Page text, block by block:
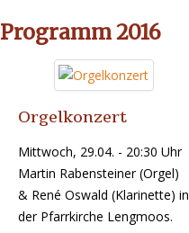
Programm 2016
Orgelkonzert
Mittwoch, 29.04. - 20:30 Uhr
Martin Rabensteiner (Orgel)
& René Oswald (Klarinette) in
der Pfarrkirche Lengmoos.